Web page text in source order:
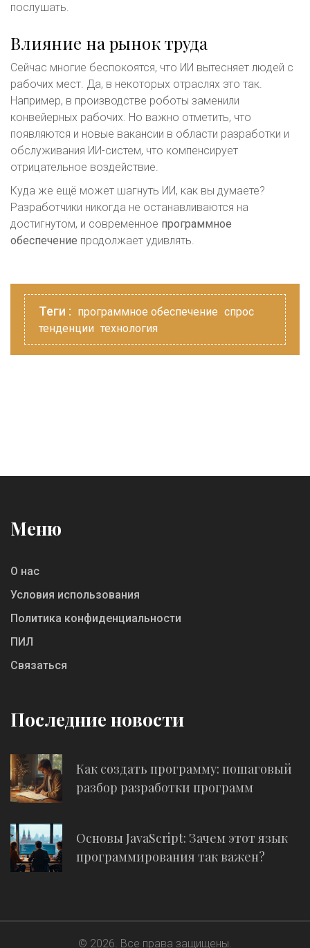
послушать.
Влияние на рынок труда
Сейчас многие беспокоятся, что ИИ вытесняет людей с
рабочих мест. Да, в некоторых отраслях это так.
Например, в производстве роботы заменили
конвейерных рабочих. Но важно отметить, что
появляются и новые вакансии в области разработки и
обслуживания ИИ-систем, что компенсирует
отрицательное воздействие.
Куда же ещё может шагнуть ИИ, как вы думаете?
Разработчики никогда не останавливаются на
достигнутом, и современное программное
обеспечение продолжает удивлять.
Теги : программное обеспечение спрос
тенденции технология
Меню
О нас
Условия использования
Политика конфиденциальности
ПИЛ
Связаться
Последние новости
Как создать программу: пошаговый
разбор разработки программ
Основы JavaScript: Зачем этот язык
программирования так важен?
© 2026. Все права защищены.